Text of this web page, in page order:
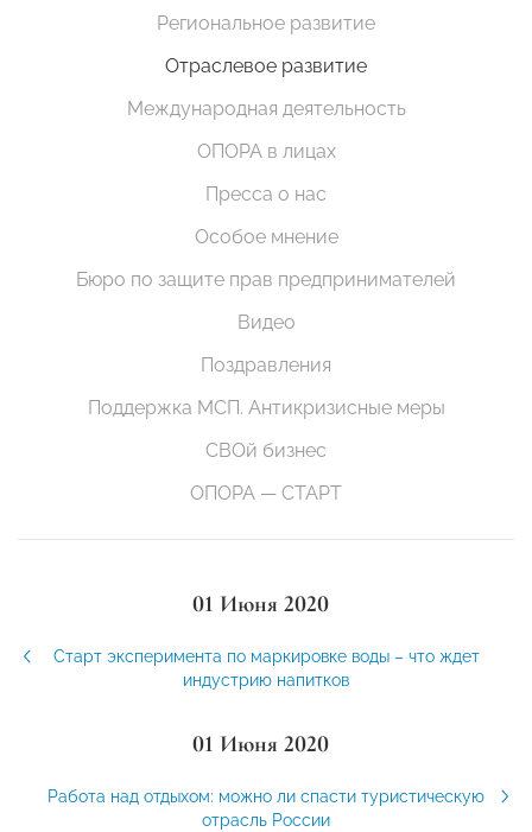
Региональное развитие
Отраслевое развитие
Международная деятельность
ОПОРА в лицах
Пресса о нас
Особое мнение
Бюро по защите прав предпринимателей
Видео
Поздравления
Поддержка МСП. Антикризисные меры
СВОй бизнес
ОПОРА — СТАРТ
01 Июня 2020
Старт эксперимента по маркировке воды – что ждет
индустрию напитков
01 Июня 2020
Работа над отдыхом: можно ли спасти туристическую
отрасль России